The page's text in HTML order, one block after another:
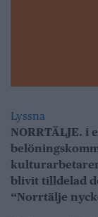
Lyssna
NORRTÄLJE.
blivit tilldelad
“Norrtälje